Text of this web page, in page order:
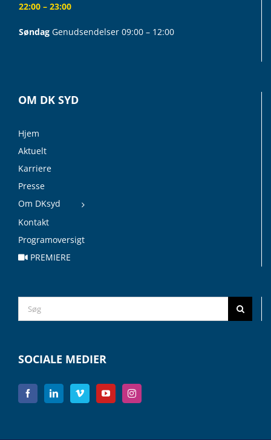
22:00 – 23:00
Søndag Genudsendelser 09:00 – 12:00
OM DK SYD
Hjem
Aktuelt
Karriere
Presse
Om DKsyd
Kontakt
Programoversigt
PREMIERE
Search
for:
SOCIALE MEDIER